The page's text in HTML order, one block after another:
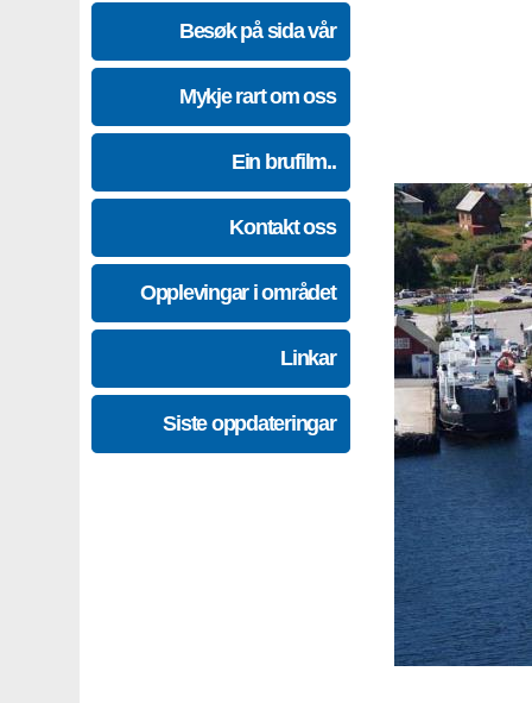
Besøk på sida vår
Mykje rart om oss
Ein brufilm..
Kontakt oss
Opplevingar i området
Linkar
Siste oppdateringar